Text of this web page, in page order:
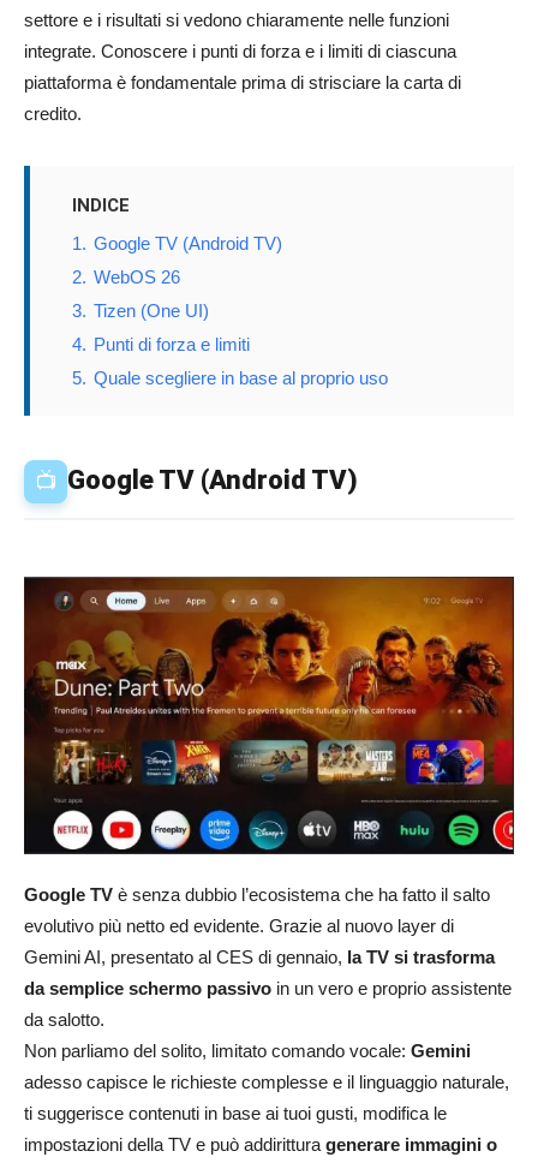
settore e i risultati si vedono chiaramente nelle funzioni
integrate. Conoscere i punti di forza e i limiti di ciascuna
piattaforma è fondamentale prima di strisciare la carta di
credito.
INDICE
1. Google TV (Android TV)
2. WebOS 26
3. Tizen (One UI)
4. Punti di forza e limiti
5. Quale scegliere in base al proprio uso
📺 Google TV (Android TV)
Google TV è senza dubbio l’ecosistema che ha fatto il salto
evolutivo più netto ed evidente. Grazie al nuovo layer di
Gemini AI, presentato al CES di gennaio, la TV si trasforma
da semplice schermo passivo in un vero e proprio assistente
da salotto.
Non parliamo del solito, limitato comando vocale: Gemini
adesso capisce le richieste complesse e il linguaggio naturale,
ti suggerisce contenuti in base ai tuoi gusti, modifica le
impostazioni della TV e può addirittura generare immagini o